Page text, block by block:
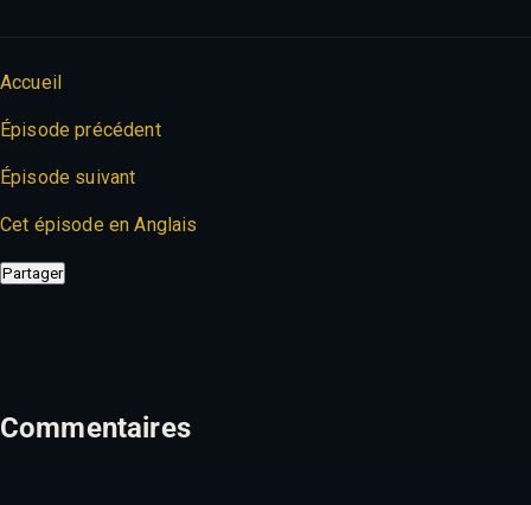
Accueil
Épisode précédent
Épisode suivant
Cet épisode en Anglais
Partager
Commentaires